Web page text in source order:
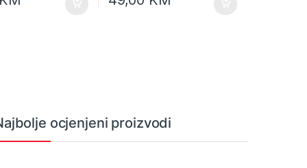
ocjenjeni proizvodi